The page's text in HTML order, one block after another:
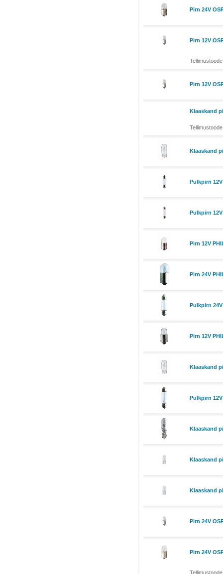
Pirn 24V
Pirn 12V
Pirn 12V
Klaaskand
Klaaskand
Pulkpirn 12V
Pulkpirn 12V
Pirn 12V
Pirn 24V
Pulkpirn 24V
Pirn 12V
Klaaskand
Pulkpirn 12V
Klaaskand
Klaaskand
Klaaskand
Pirn 24V
Pirn 24V